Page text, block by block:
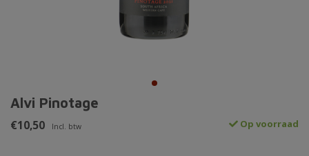
Alvi Pinotage
€10,50 Incl. btw Op voorraad